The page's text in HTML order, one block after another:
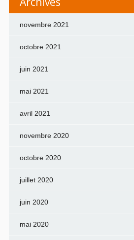
novembre 2021
octobre 2021
juin 2021
mai 2021
avril 2021
novembre 2020
octobre 2020
juillet 2020
juin 2020
mai 2020